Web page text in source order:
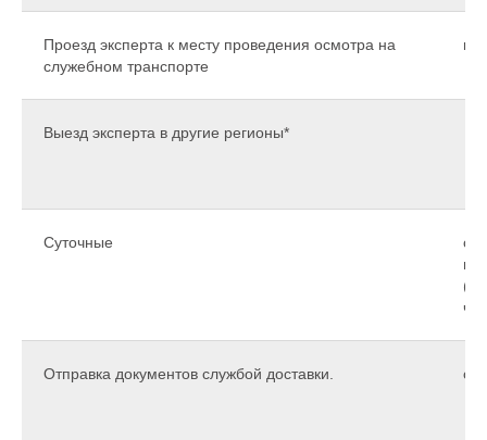
Проезд эксперта к месту проведения осмотра на
служебном транспорте
км
Выезд эксперта в другие регионы*
Суточные
не
Отправка документов службой доставки.